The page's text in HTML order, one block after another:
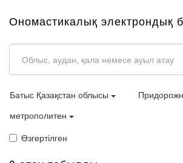
Ономастикалық электрондық
Батыс Қазақстан облысы
метрополитен
Өзгертілген